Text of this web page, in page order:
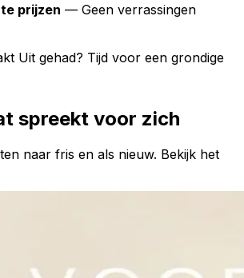
prijzen — Geen verrassingen
Uit gehad? Tijd voor een grondige
spreekt voor zich
naar fris en als nieuw. Bekijk het